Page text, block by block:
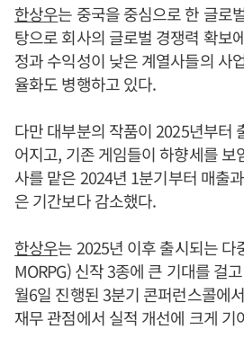
한상우는 중국을 중심으로 한 글로
탕으로 회사의 글로벌 경쟁력 확보
정과 수익성이 낮은 계열사들의 사
율화도 병행하고 있다.
다만 대부분의 작품이 2025년부터
어지고, 기존 게임들이 하향세를 보
사를 맡은 2024년 1분기부터 매출
은 기간보다 감소했다.
한상우는 2025년 이후 출시되는 다
MORPG) 신작 3종에 큰 기대를 걸
월6일 진행된 3분기 콘퍼런스콜에
재무 관점에서 실적 개선에 크게